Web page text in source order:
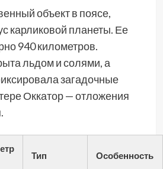
объект в поясе,
карликовой планеты. Ее
940 километров.
льдом и солями, а
загадочные
Оккатор — отложения
Тип Особенность